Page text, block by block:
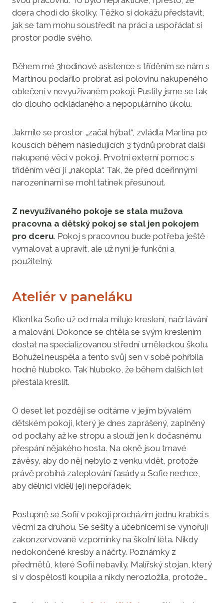
dcera chodí do školky. Těžko si dokážu představit,
jak se tam mohu soustředit na práci a uspořádat si
prostor podle svého.
Během mé 3hodinové asistence s tříděním se nám s
Martinou podařilo probrat asi polovinu nakupeného
oblečení v nevyužívaném pokoji. Pustily jsme se tak
do dlouho odkládaného a nepopulárního úkolu.
Jakmile se prostor „začal hýbat“, zvládla Martina po
kouscích během následujících 3 týdnů probrat další
nakupené věci v pokoji. Prvotní externí pomoc s
tříděním věcí ji „nakopla“. Tak, že před dceřinnými
narozeninami se mohl tatínek přesunout.
Z nevyužívaného pokoje se stala mužova
pracovna a dětský pokoj se stal jen pokojem
pro dceru. Pokoj s pracovnou bude potřeba ještě
vymalovat a upravit, ale už nyní je funkční a
použitelný.
Ateliér v paneláku
Klientka Sofie už od mala miluje kreslení, načrtávání
a malování. Dokonce se chtěla se svým kreslením
dostat na specializovanou střední uměleckou školu.
Bohužel neuspěla a tento svůj sen v sobě pohřbila
hodně hluboko. Tak hluboko, že během dalších let
přestala kreslit.
O deset let později se ocitáme v jejím bývalém
dětském pokoji, který je dnes zaprášený, zaplněný
od podlahy až ke stropu a slouží jen k dočasnému
přespání nějakého hosta. Na okně jsou tmavé
závěsy, aby do něj nebylo z venku vidět, protože
právě probíhá zateplování fasády a Sofie nechce,
aby dělníci viděli její nepořádek.
Postupně se Sofií v pokoji procházím jednu krabici s
věcmi za druhou. Se sešity a učebnicemi se vynořují
zakonzervované vzpomínky na školní léta. Nikdy
nedokončené kresby a náčrty. Poznámky z
předmětů, které Sofii nebavily. Malířský stojan, který
si v dospělosti koupila a nikdy nerozložila, protože…